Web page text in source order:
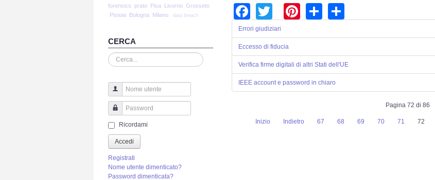
forensics
prato Pisa Livorno Grosseto
Pistoia
Bologna Milano. data breach
CERCA
Cerca...
Nome utente
Password
Ricordami
Accedi
Registrati
Nome utente dimenticato?
Password dimenticata?
Facebook
TwitterPinterest
Share
Errori giudiziari
Eccesso di fiducia
Verifica firme digitali di altri Stati dell'UE
IEEE account e password in chiaro
Pagina 72 di 86
Inizio Indietro 67 68 69 70 71 72